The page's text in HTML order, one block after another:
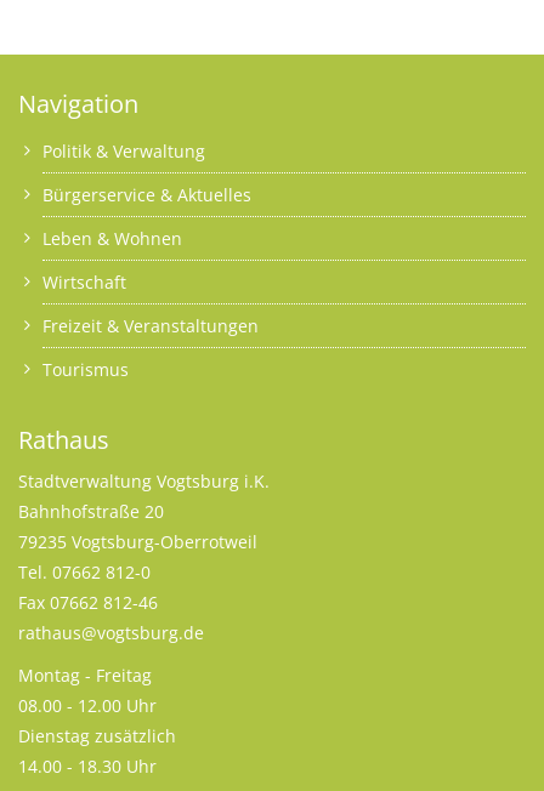
Navigation
Politik & Verwaltung
Bürgerservice & Aktuelles
Leben & Wohnen
Wirtschaft
Freizeit & Veranstaltungen
Tourismus
Rathaus
Stadtverwaltung Vogtsburg i.K.
Bahnhofstraße 20
79235 Vogtsburg-Oberrotweil
Tel. 07662 812-0
Fax 07662 812-46
rathaus@vogtsburg.de
Montag - Freitag
08.00 - 12.00 Uhr
Dienstag zusätzlich
14.00 - 18.30 Uhr